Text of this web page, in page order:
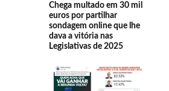
Chega multado em 30 mil
euros por partilhar
sondagem online que lhe
dava a vitória nas
Legislativas de 2025